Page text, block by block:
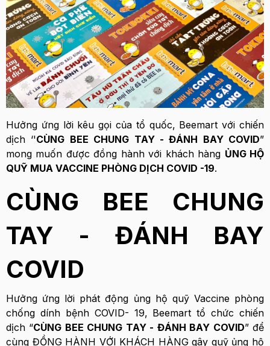
Hưởng ứng lời kêu gọi của tổ quốc, Beemart với chiến
dịch ‘'CÙNG BEE CHUNG TAY - ĐÁNH BAY COVID”
mong muốn được đồng hành với khách hàng ỦNG HỘ
QUỸ MUA VACCINE PHÒNG DỊCH COVID -19.
CÙNG BEE CHUNG
TAY - ĐÁNH BAY
COVID
Hưởng ứng lời phát động ủng hộ quỹ Vaccine phòng
chống dính bệnh COVID- 19, Beemart tổ chức chiến
dịch “CÙNG BEE CHUNG TAY - ĐÁNH BAY COVID” để
cùng ĐỒNG HÀNH VỚI KHÁCH HÀNG gây quỹ ủng hộ